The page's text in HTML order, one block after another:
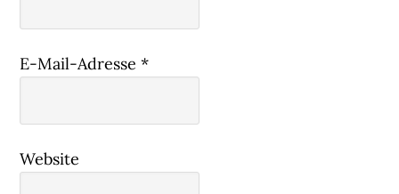
E-Mail-Adresse*
Website